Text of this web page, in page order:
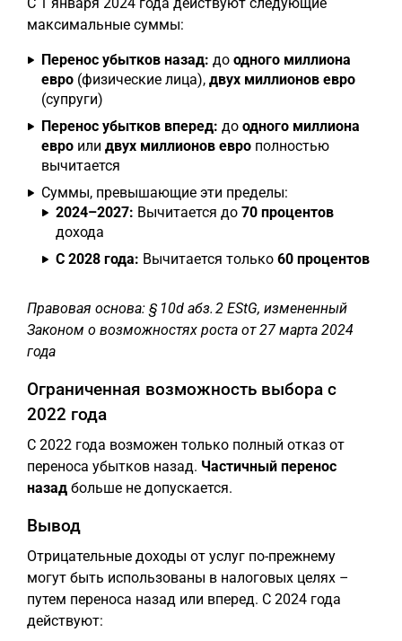
максимальные суммы:
Перенос убытков назад: до одного миллиона
евро (физические лица), двух миллионов евро
(супруги)
Перенос убытков вперед: до одного миллиона
евро или двух миллионов евро полностью
вычитается
Суммы, превышающие эти пределы:
2024–2027: Вычитается до 70 процентов
дохода
С 2028 года: Вычитается только 60 процентов
Правовая основа: § 10d абз. 2 EStG, измененный
Законом о возможностях роста от 27 марта 2024
года
Ограниченная возможность выбора с
2022 года
С 2022 года возможен только полный отказ от
переноса убытков назад. Частичный перенос
назад больше не допускается.
Вывод
Отрицательные доходы от услуг по-прежнему
могут быть использованы в налоговых целях –
путем переноса назад или вперед. С 2024 года
действуют: